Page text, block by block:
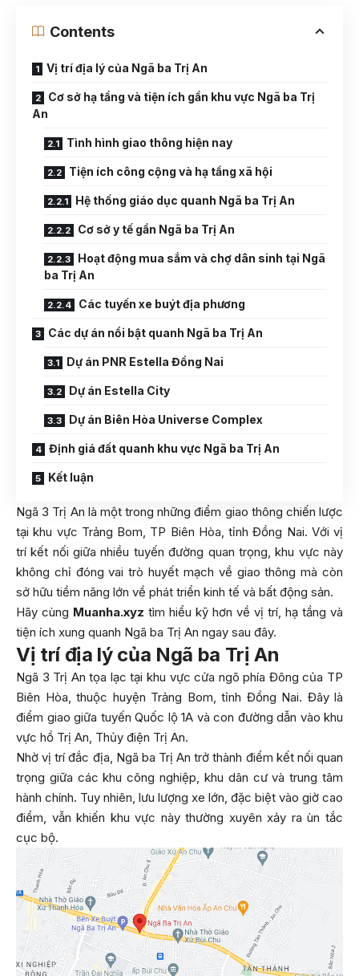
Contents
Vị trí địa lý của Ngã ba Trị An
Cơ sở hạ tầng và tiện ích gần khu vực Ngã ba Trị
An
Tình hình giao thông hiện nay
Tiện ích công cộng và hạ tầng xã hội
Hệ thống giáo dục quanh Ngã ba Trị An
Cơ sở y tế gần Ngã ba Trị An
Hoạt động mua sắm và chợ dân sinh tại Ngã
ba Trị An
Các tuyến xe buýt địa phương
Các dự án nổi bật quanh Ngã ba Trị An
Dự án PNR Estella Đồng Nai
Dự án Estella City
Dự án Biên Hòa Universe Complex
Định giá đất quanh khu vực Ngã ba Trị An
Kết luận
Ngã 3 Trị An là một trong những điểm giao thông chiến lược
tại khu vực Trảng Bom, TP Biên Hòa, tỉnh Đồng Nai. Với vị
trí kết nối giữa nhiều tuyến đường quan trọng, khu vực này
không chỉ đóng vai trò huyết mạch về giao thông mà còn
sở hữu tiềm năng lớn về phát triển kinh tế và bất động sản.
Hãy cùng Muanha.xyz tìm hiểu kỹ hơn về vị trí, hạ tầng và
tiện ích xung quanh Ngã ba Trị An ngay sau đây.
Vị trí địa lý của Ngã ba Trị An
Ngã 3 Trị An tọa lạc tại khu vực cửa ngõ phía Đông của TP
Biên Hòa, thuộc huyện Trảng Bom, tỉnh Đồng Nai. Đây là
điểm giao giữa tuyến Quốc lộ 1A và con đường dẫn vào khu
vực hồ Trị An, Thủy điện Trị An.
Nhờ vị trí đắc địa, Ngã ba Trị An trở thành điểm kết nối quan
trọng giữa các khu công nghiệp, khu dân cư và trung tâm
hành chính. Tuy nhiên, lưu lượng xe lớn, đặc biệt vào giờ cao
điểm, vẫn khiến khu vực này thường xuyên xảy ra ùn tắc
cục bộ.